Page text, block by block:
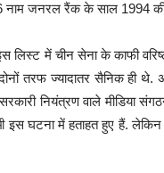
नाम जनरल रैंक के साल 1994
इस लिस्ट में चीन सेना के काफी
तरफ ज्यादातर सैनिक ही
नियंत्रण वाले
घटना में हताहत हुए हैं. लेकिन